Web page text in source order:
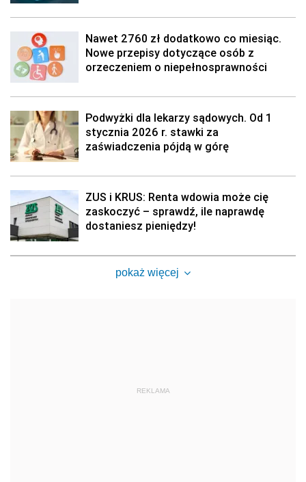
Nawet 2760 zł dodatkowo co miesiąc.
Nowe przepisy dotyczące osób z
orzeczeniem o niepełnosprawności
Podwyżki dla lekarzy sądowych. Od 1
stycznia 2026 r. stawki za
zaświadczenia pójdą w górę
ZUS i KRUS: Renta wdowia może cię
zaskoczyć – sprawdź, ile naprawdę
dostaniesz pieniędzy!
pokaż więcej
REKLAMA